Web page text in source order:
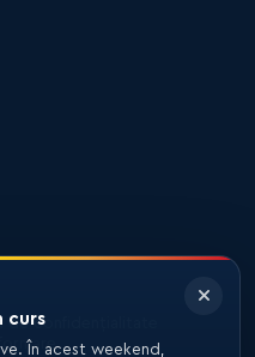
curs
În acest weekend,
de confidențialitate